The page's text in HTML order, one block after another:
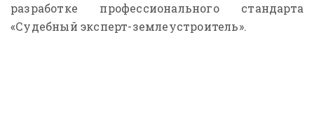
разработке профессионального стандарта
«Судебный эксперт-землеустроитель».